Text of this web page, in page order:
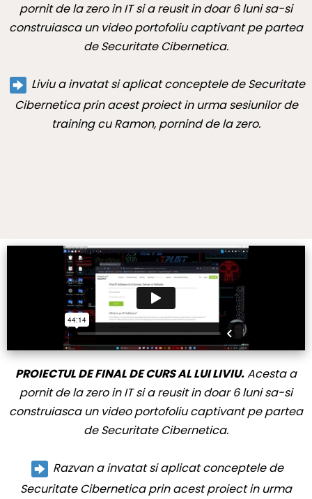
pornit de la zero in IT si a reusit in doar 6 luni sa-si
construiasca un video portofoliu captivant pe partea
de Securitate Cibernetica.
Liviu a invatat si aplicat conceptele de Securitate
Cibernetica prin acest proiect in urma sesiunilor de
training cu Ramon, pornind de la zero.
PROIECTUL DE FINAL DE CURS AL LUI LIVIU.Acesta a
pornit de la zero in IT si a reusit in doar 6 luni sa-si
construiasca un video portofoliu captivant pe partea
de Securitate Cibernetica.
Razvan a invatat si aplicat conceptele de
Securitate Cibernetica prin acest proiect in urma